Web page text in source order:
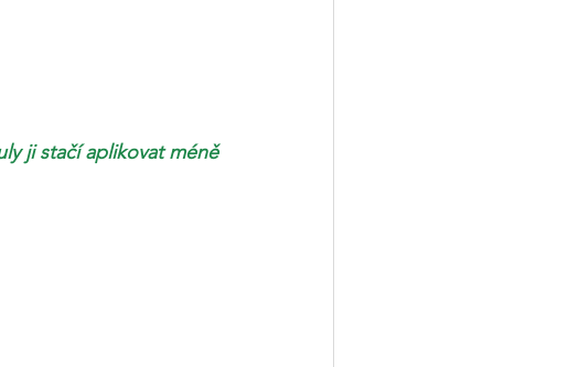
ji stačí aplikovat méně